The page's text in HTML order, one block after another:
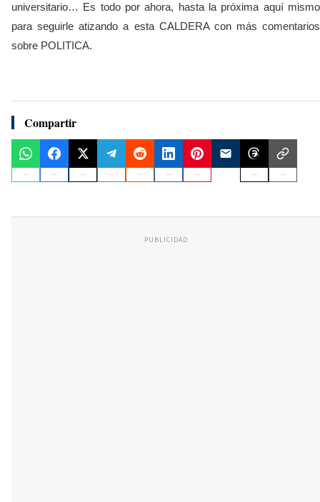
universitario… Es todo por ahora, hasta la próxima aquí mismo
para seguirle atizando a esta CALDERA con más comentarios
sobre POLITICA.
Compartir
PUBLICIDAD